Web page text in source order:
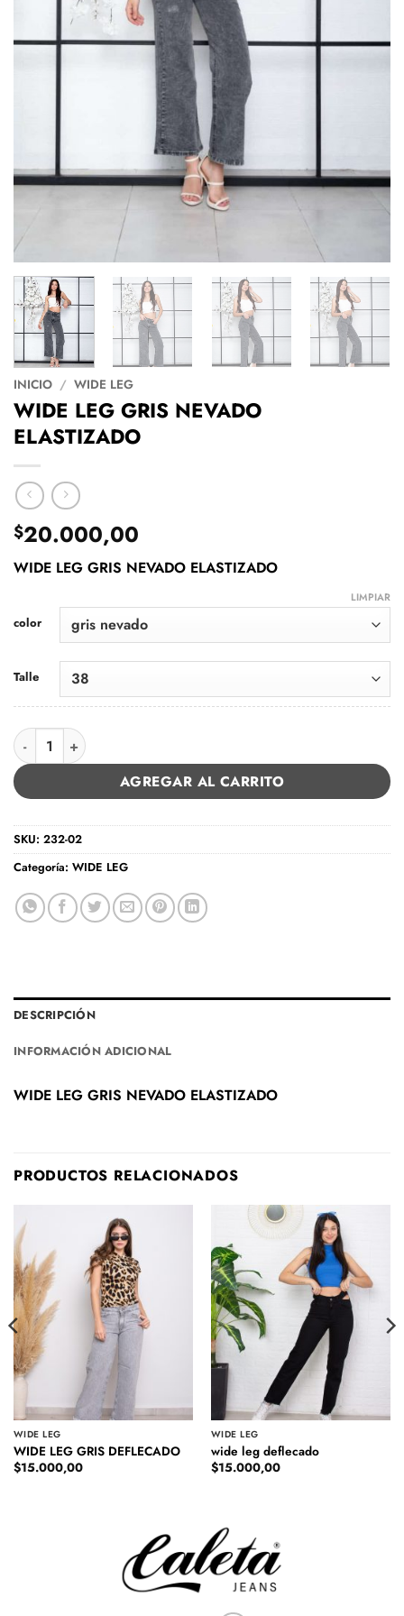
INICIO / WIDE LEG
WIDE LEG GRIS NEVADO
ELASTIZADO
$20.000,00
WIDE LEG GRIS NEVADO ELASTIZADO
color
Talle
LIMPIAR
WIDE LEG GRIS NEVADO ELASTIZADO cantidad
AGREGAR AL CARRITO
SKU: 232-02
Categoría: WIDE LEG
DESCRIPCIÓN
INFORMACIÓN ADICIONAL
WIDE LEG GRIS NEVADO ELASTIZADO
PRODUCTOS RELACIONADOS
WIDE LEG
WIDE LEG GRIS DEFLECADO
$15.000,00
WIDE LEG
wide leg deflecado
$15.000,00